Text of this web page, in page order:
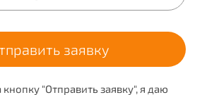
"Отправить заявку", я даю